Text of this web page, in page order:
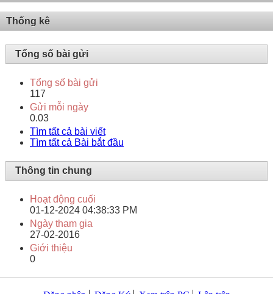
Thống kê
Tổng số bài gửi
Tổng số bài gửi
117
Gửi mỗi ngày
0.03
Tìm tất cả bài viết
Tìm tất cả Bài bắt đầu
Thông tin chung
Hoạt động cuối
01-12-2024 04:38:33 PM
Ngày tham gia
27-02-2016
Giới thiệu
0